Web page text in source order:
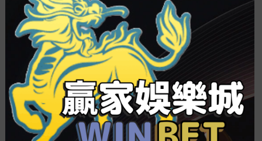
業也順勢而生，工程機器行業的產業集群效益逐步
展現。現在，中聯重科已勝利在H股上市，而三一重
工也即將完工H股上市融資，兩大巨頭的實力顯著增
強，將加快湖南工程機器進行環球產業布局，從現
有產業根基和潛在專業實力來說，湖南應有才幹將
長株潭打造成為世界工程機器之都，成為中國工程
機器行業高速百家樂如何贏錢 發展的領跑者。
山東濟寧